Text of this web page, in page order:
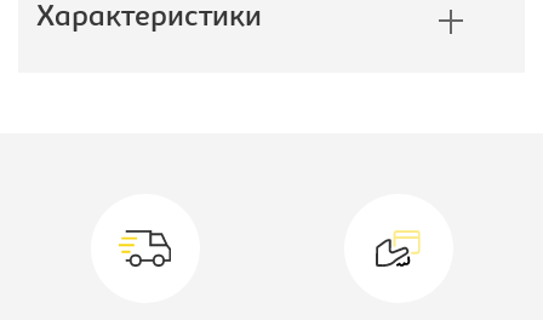
Характеристики
Кресло